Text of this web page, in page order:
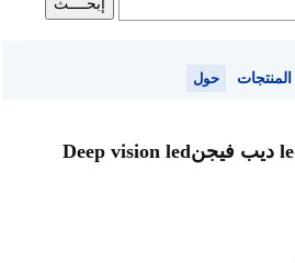
المنتجات حول
حول شاشات العرض led ديب فيجنDeep vision led